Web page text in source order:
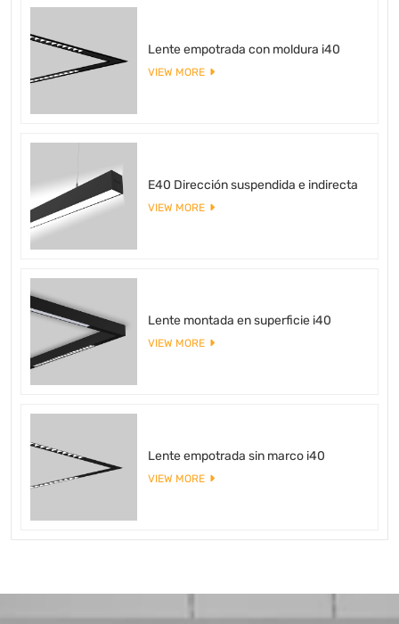
Lente empotrada con moldura i40
VIEW MORE
E40 Dirección suspendida e indirecta
VIEW MORE
Lente montada en superficie i40
VIEW MORE
Lente empotrada sin marco i40
VIEW MORE